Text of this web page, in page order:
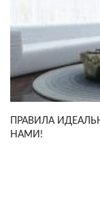
ПРАВИЛА
НАМИ!